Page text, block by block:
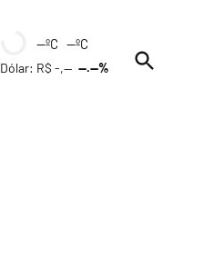
--ºC --ºC
Dólar: R$ -,----.--%
Open
Search